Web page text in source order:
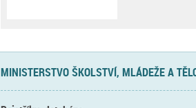
MINISTERSTVO ŠKOLSTVÍ, MLÁDEŽE A